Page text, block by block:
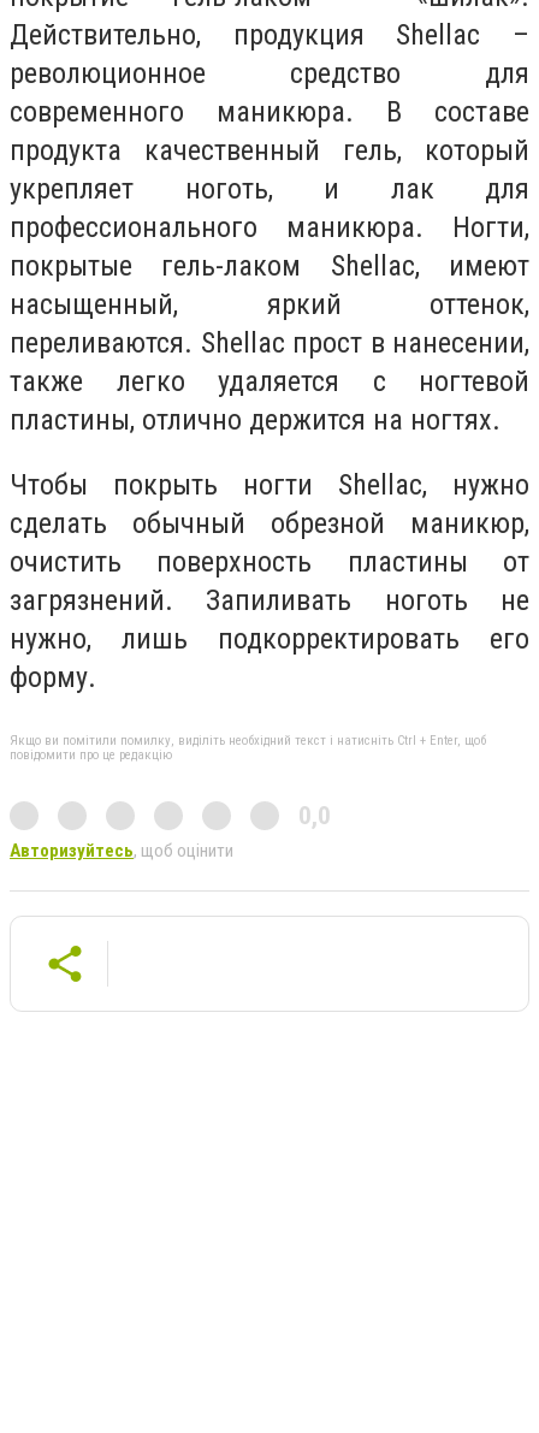
Действительно, продукция Shellac –
революционное средство для
современного маникюра. В составе
продукта качественный гель, который
укрепляет ноготь, и лак для
профессионального маникюра. Ногти,
покрытые гель-лаком Shellac, имеют
насыщенный, яркий оттенок,
переливаются. Shellac прост в нанесении,
также легко удаляется с ногтевой
пластины, отлично держится на ногтях.
Чтобы покрыть ногти Shellac, нужно
сделать обычный обрезной маникюр,
очистить поверхность пластины от
загрязнений. Запиливать ноготь не
нужно, лишь подкорректировать его
форму.
Якщо ви помітили помилку, виділіть необхідний текст і натисніть Ctrl + Enter, щоб
повідомити про це редакцію
0,0
Авторизуйтесь, щоб оцінити